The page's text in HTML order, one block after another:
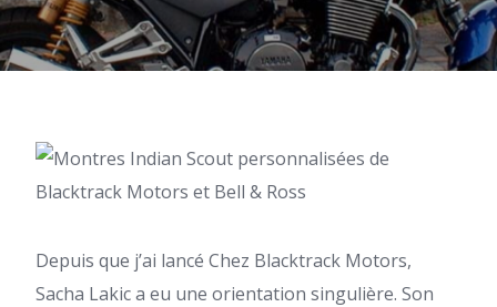
Depuis que j’ai lancé Chez Blacktrack Motors,
Sacha Lakic a eu une orientation singulière. Son